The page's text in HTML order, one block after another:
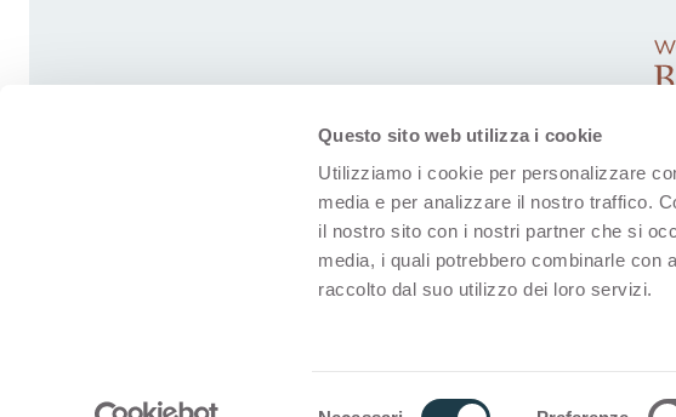
Questo sito web utilizza i cookie
Utilizziamo i cookie per personalizzare
media e per analizzare il nostro traffico.
il nostro sito con i nostri partner che si
media, i quali potrebbero combinarle con
raccolto dal suo utilizzo dei loro servizi.
Nutzungsbedingungen